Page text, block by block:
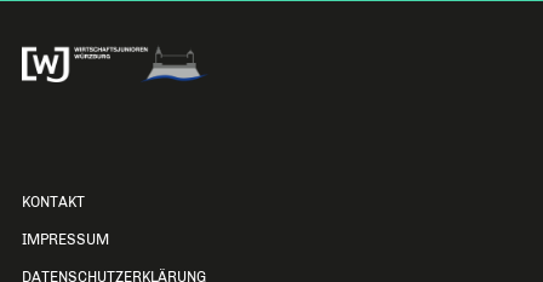
KONTAKT
IMPRESSUM
DATENSCHUTZERKLÄRUNG